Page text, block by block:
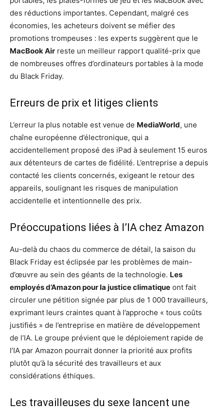
des réductions importantes. Cependant, malgré ces
économies, les acheteurs doivent se méfier des
promotions trompeuses : les experts suggèrent que le
MacBook Air reste un meilleur rapport qualité-prix que
de nombreuses offres d’ordinateurs portables à la mode
du Black Friday.
Erreurs de prix et litiges clients
L’erreur la plus notable est venue de MediaWorld, une
chaîne européenne d’électronique, qui a
accidentellement proposé des iPad à seulement 15 euros
aux détenteurs de cartes de fidélité. L’entreprise a depuis
contacté les clients concernés, exigeant le retour des
appareils, soulignant les risques de manipulation
accidentelle et intentionnelle des prix.
Préoccupations liées à l’IA chez Amazon
Au-delà du chaos du commerce de détail, la saison du
Black Friday est éclipsée par les problèmes de main-
d’œuvre au sein des géants de la technologie. Les
employés d’Amazon pour la justice climatique ont fait
circuler une pétition signée par plus de 1 000 travailleurs,
exprimant leurs craintes quant à l’approche « tous coûts
justifiés » de l’entreprise en matière de développement
de l’IA. Le groupe prévient que le déploiement rapide de
l’IA par Amazon pourrait donner la priorité aux profits
plutôt qu’à la sécurité des travailleurs et aux
considérations éthiques.
Les travailleuses du sexe lancent une